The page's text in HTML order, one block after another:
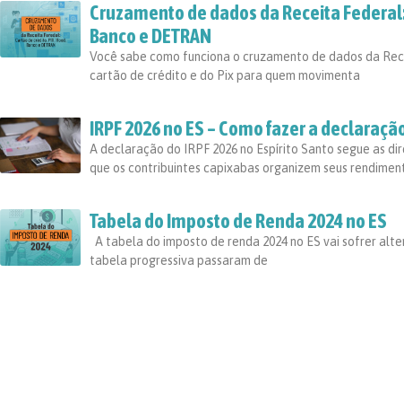
Cruzamento de dados da Receita
Banco e DETRAN
Você sabe como funciona o cruzamento de dados da
cartão de crédito e do Pix para quem movimenta
IRPF 2026 no ES – Como fazer a
A declaração do IRPF 2026 no Espírito Santo segue as
que os contribuintes capixabas organizem seus
Tabela do Imposto de Renda 2024 no ES
A tabela do imposto de renda 2024 no ES vai sofrer
tabela progressiva passaram de